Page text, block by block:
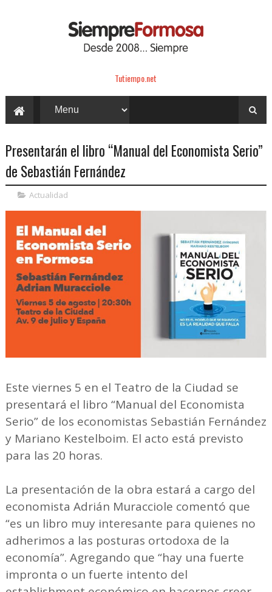
Tutiempo.net
Presentarán el libro “Manual del Economista Serio”
de Sebastián Fernández
Actualidad
Este viernes 5 en el Teatro de la Ciudad se
presentará el libro “Manual del Economista
Serio” de los economistas Sebastián Fernández
y Mariano Kestelboim. El acto está previsto
para las 20 horas.
La presentación de la obra estará a cargo del
economista Adrián Muracciole comentó que
“es un libro muy interesante para quienes no
adherimos a las posturas ortodoxa de la
economía”. Agregando que “hay una fuerte
impronta o un fuerte intento del